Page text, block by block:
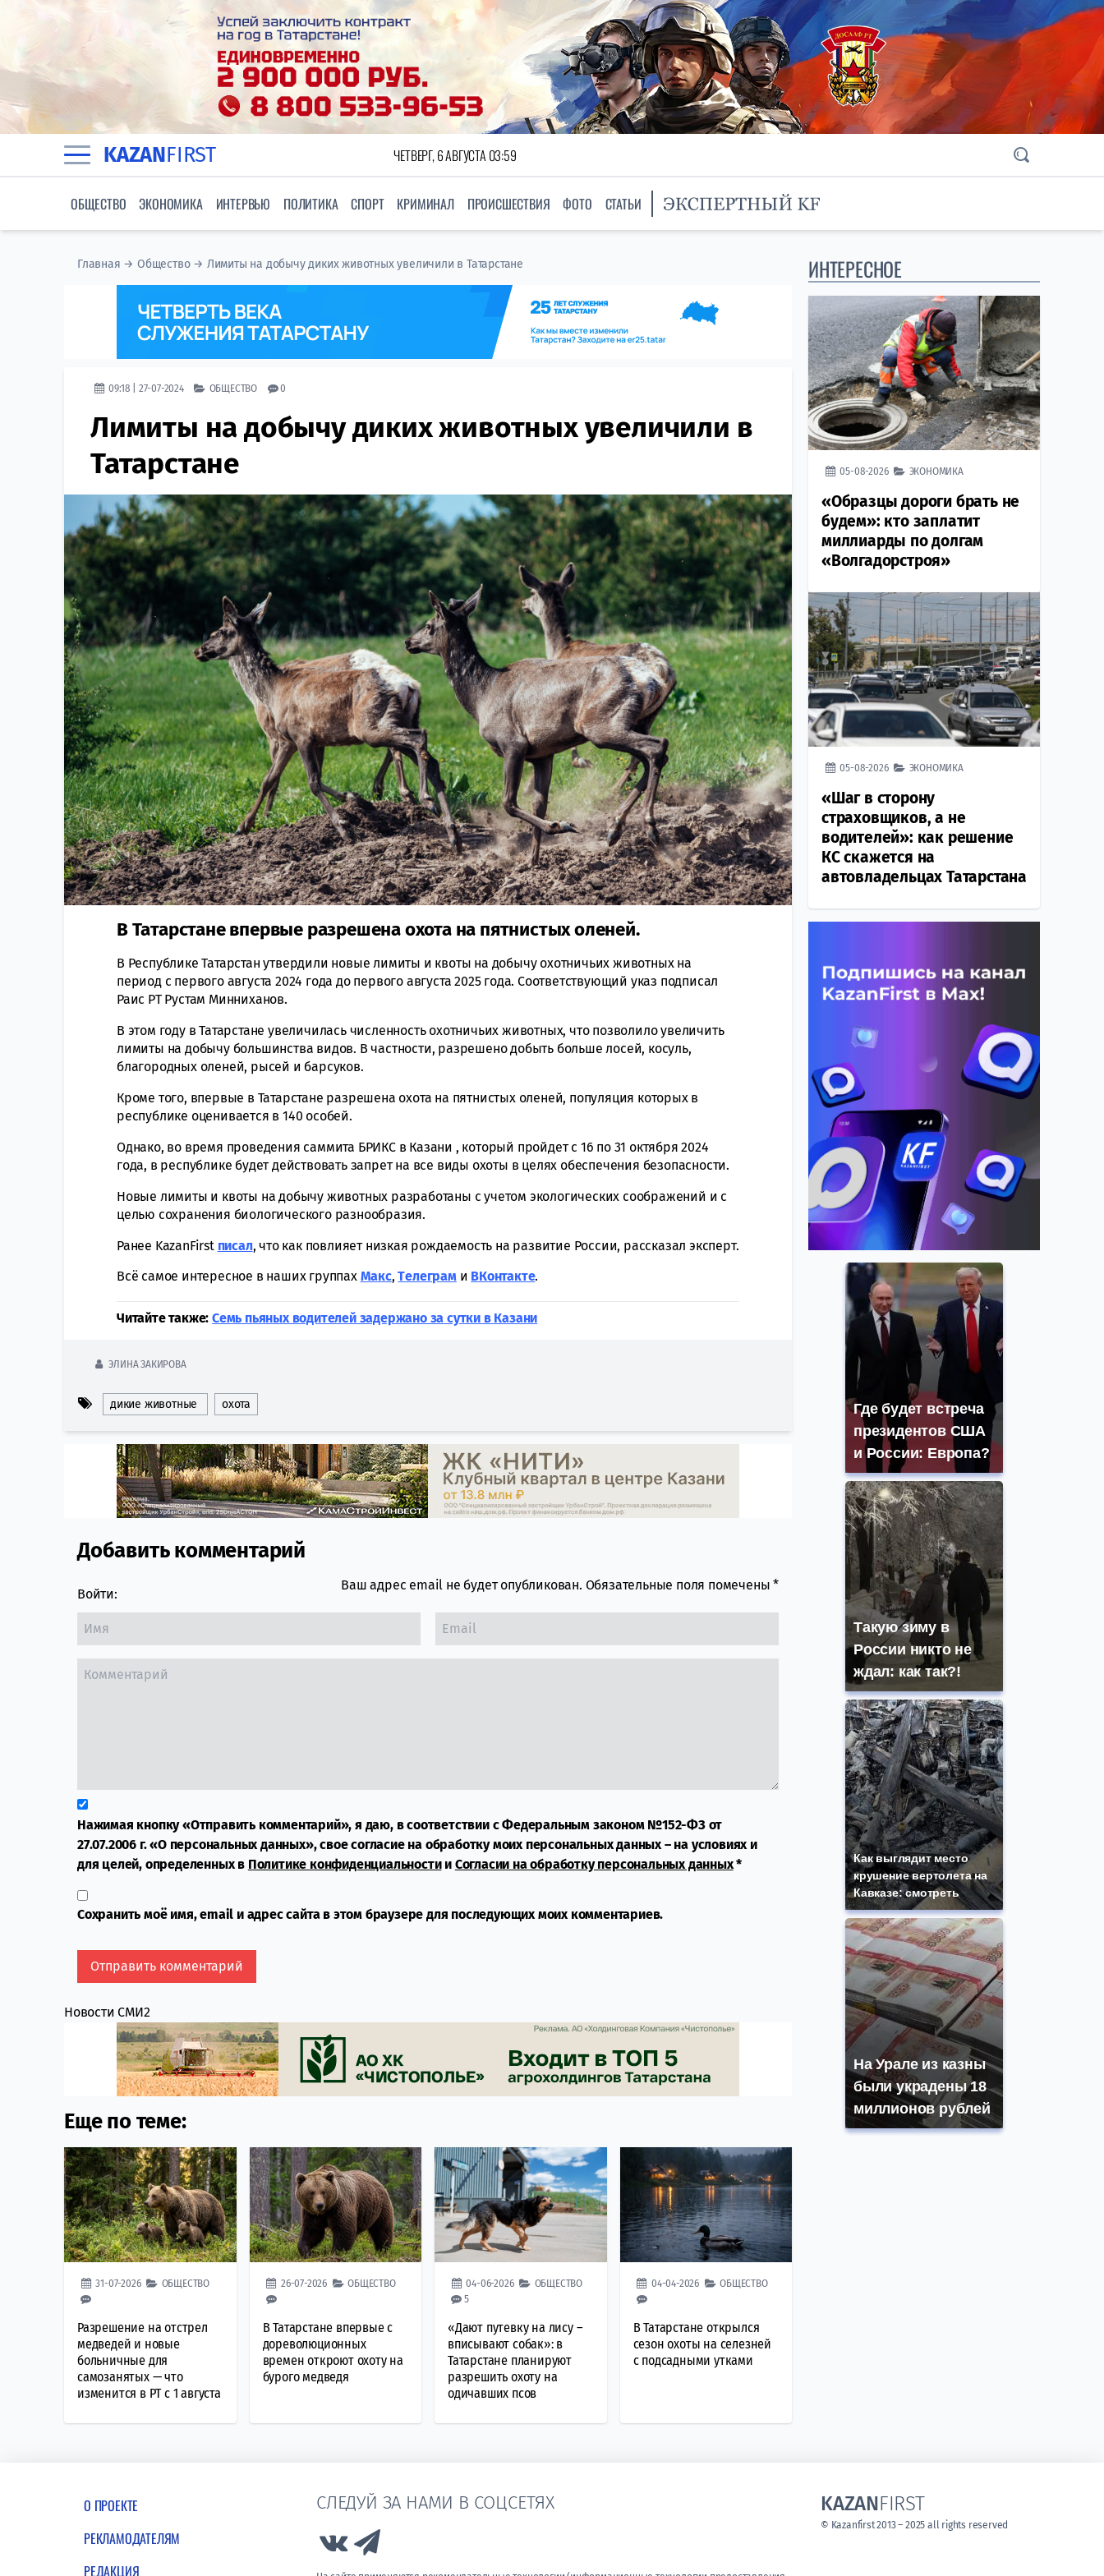
KAZANFIRST ЧЕТВЕРГ, 6 АВГУСТА 03:59
ОБЩЕСТВО ЭКОНОМИКА ИНТЕРВЬЮ ПОЛИТИКА СПОРТ КРИМИНАЛ ПРОИСШЕСТВИЯ ФОТО СТАТЬИ
Главная →Общество→ Лимиты на добычу диких животных увеличили в Татарстане
09:18 | 27-07-2024 ОБЩЕСТВО 0
Лимиты на добычу диких животных увеличили в
Татарстане
В Татарстане впервые разрешена охота на пятнистых оленей.
В Республике Татарстан утвердили новые лимиты и квоты на добычу охотничьих животных на
период с первого августа 2024 года до первого августа 2025 года. Соответствующий указ подписал
Раис РТ Рустам Минниханов.
В этом году в Татарстане увеличилась численность охотничьих животных, что позволило увеличить
лимиты на добычу большинства видов. В частности, разрешено добыть больше лосей, косуль,
благородных оленей, рысей и барсуков.
Кроме того, впервые в Татарстане разрешена охота на пятнистых оленей, популяция которых в
республике оценивается в 140 особей.
Однако, во время проведения саммита БРИКС в Казани , который пройдет с 16 по 31 октября 2024
года, в республике будет действовать запрет на все виды охоты в целях обеспечения безопасности.
Новые лимиты и квоты на добычу животных разработаны с учетом экологических соображений и с
целью сохранения биологического разнообразия.
Ранее KazanFirst писал, что как повлияет низкая рождаемость на развитие России, рассказал эксперт.
Всё самое интересное в наших группах Макс,Tелеграми ВКонтакте.
Читайте также: Семь пьяных водителей задержано за сутки в Казани
ЭЛИНА ЗАКИРОВА
дикие животные охота
Comment section
Добавить комментарий
Войти:
Ваш адрес email не будет опубликован. Обязательные поля помечены*
Нажимая кнопку «Отправить комментарий», я даю, в соответствии с Федеральным законом №152-ФЗ от
27.07.2006 г. «О персональных данных», свое согласие на обработку моих персональных данных – на условиях и
для целей, определенных в Политике конфиденциальностии Согласии на обработку персональных данных*
Сохранить моё имя, email и адрес сайта в этом браузере для последующих моих комментариев.
Новости СМИ2
Еще по теме:
31-07-2026 ОБЩЕСТВО
Разрешение на отстрел
медведей и новые
больничные для
самозанятых — что
изменится в РТ с 1 августа
26-07-2026 ОБЩЕСТВО
В Татарстане впервые с
дореволюционных
времен откроют охоту на
бурого медведя
04-06-2026
ОБЩЕСТВО
5
«Дают путевку на лису –
вписывают собак»: в
Татарстане планируют
разрешить охоту на
одичавших псов
04-04-2026 ОБЩЕСТВО
В Татарстане открылся
сезон охоты на селезней
с подсадными утками
ИНТЕРЕСНОЕ
05-08-2026 ЭКОНОМИКА
«Образцы дороги брать не
будем»: кто заплатит
миллиарды по долгам
«Волгадорстроя»
05-08-2026 ЭКОНОМИКА
«Шаг в сторону
страховщиков, а не
водителей»: как решение
КС скажется на
автовладельцах Татарстана
Где будет встреча
президентов США
и России: Европа?
Такую зиму в
России никто не
ждал: как так?!
Как выглядит место
крушение вертолета на
Кавказе: смотреть
На Урале из казны
были украдены 18
миллионов рублей
О ПРОЕКТЕ
РЕКЛАМОДАТЕЛЯМ
РЕДАКЦИЯ
СЛЕДУЙ ЗА НАМИ В СОЦСЕТЯХ
Link to Vk
KAZANFIRST
© Kazanfirst 2013 – 2025 all rights reserved